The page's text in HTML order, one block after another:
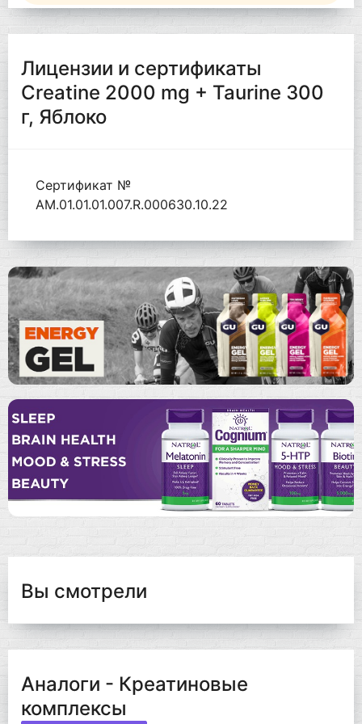
Лицензии и сертификаты
Creatine 2000 mg + Taurine 300
г, Яблоко
Сертификат №
AM.01.01.01.007.R.000630.10.22
Вы смотрели
Аналоги - Креатиновые
комплексы